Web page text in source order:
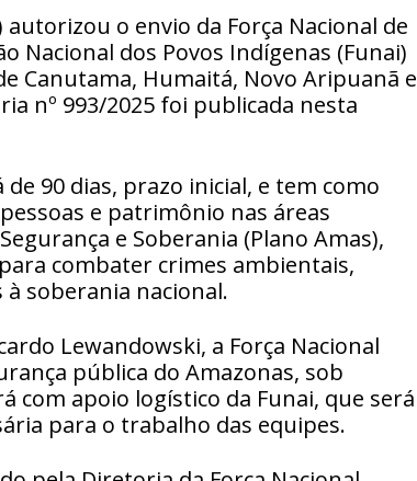
autorizou o envio da Força Nacional de
Nacional dos Povos Indígenas (Funai)
Canutama, Humaitá, Novo Aripuanã e
nº 993/2025 foi publicada nesta
90 dias, prazo inicial, e tem como
e patrimônio nas áreas
e Soberania (Plano Amas),
combater crimes ambientais,
soberania nacional.
Lewandowski, a Força Nacional
pública do Amazonas, sob
com apoio logístico da Funai, que será
para o trabalho das equipes.